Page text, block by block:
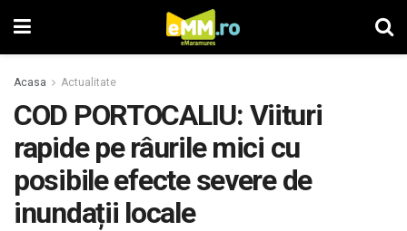
Acasa Actualitate
COD PORTOCALIU: Viituri
rapide pe râurile mici cu
posibile efecte severe de
inundații locale